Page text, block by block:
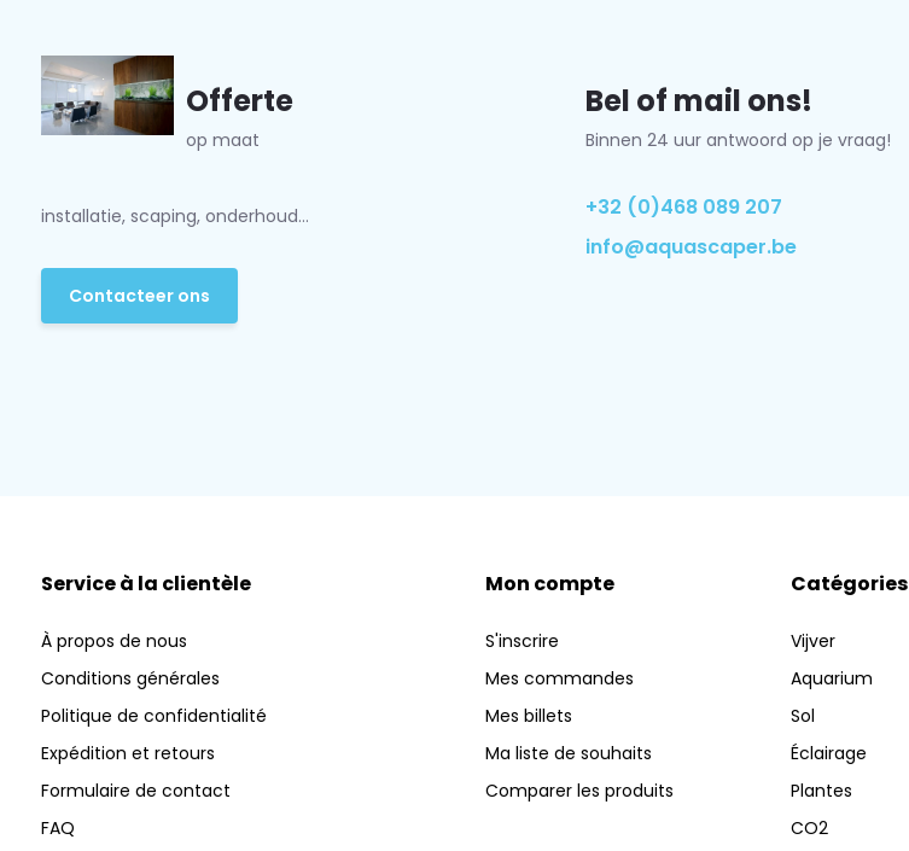
Offerte
op maat
installatie, scaping, onderhoud...
Contacteer ons
Bel of mail ons!
Binnen 24 uur antwoord op je vraag!
+32 (0)468 089 207
info@aquascaper.be
Service à la clientèle
À propos de nous
Conditions générales
Politique de confidentialité
Expédition et retours
Formulaire de contact
FAQ
Mon compte
S'inscrire
Mes commandes
Mes billets
Ma liste de souhaits
Comparer les produits
Catégories
Vijver
Aquarium
Sol
Éclairage
Plantes
CO2